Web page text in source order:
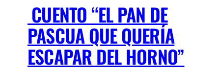
CUENTO “EL PAN DE
PASCUA QUE QUERÍA
ESCAPAR DEL HORNO”